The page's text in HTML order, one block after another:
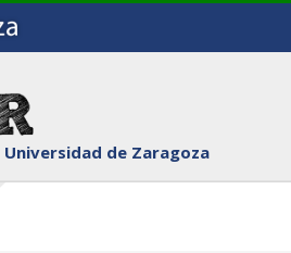
Universidad de Zaragoza